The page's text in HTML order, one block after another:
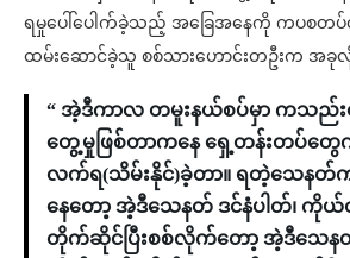
ရမှုပေါ်ပေါက်ခဲ့သည့် အခြေအနေကို ကပစတပ်တွ
ထမ်းဆောင်ခဲ့သူ စစ်သားဟောင်းတဦးက အခု
“ အဲ့ဒီကာလ တမူးနယ်စပ်မှာ ကသည်
တွေ့မှုဖြစ်တာကနေ ရှေ့တန်းတပ်တွ
လက်ရ(သိမ်းနိုင်)ခဲ့တာ။ ရတဲ့သေနတ်
နေတော့ အဲ့ဒီသေနတ် ဒင်နံပါတ်၊ ကို
တိုက်ဆိုင်ပြီးစစ်လိုက်တော့ အဲ့ဒီသေန